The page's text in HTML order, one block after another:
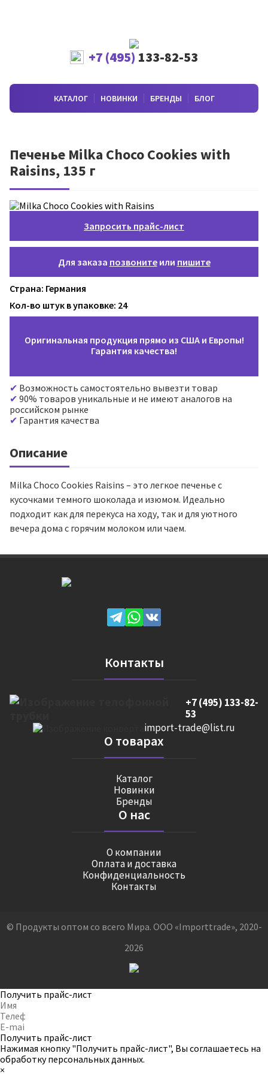
+7 (495) 133-82-53
КАТАЛОГ НОВИНКИ БРЕНДЫ БЛОГ
Печенье Milka Choco Cookies with
Raisins, 135 г
Запросить прайс-лист
Для заказа позвонитеили пишите
Страна: Германия
Кол-во штук в упаковке: 24
Оригинальная продукция прямо из США и Европы!
Гарантия качества!
Возможность самостоятельно вывезти товар
90% товаров уникальные и не имеют аналогов на
российском рынке
Гарантия качества
Описание
Milka Choco Cookies Raisins – это легкое печенье с
кусочками темного шоколада и изюмом. Идеально
подходит как для перекуса на ходу, так и для уютного
вечера дома с горячим молоком или чаем.
Контакты
+7 (495) 133-82-
53
import-trade@list.ru
О товарах
Каталог
Новинки
Бренды
О нас
О компании
Оплата и доставка
Конфиденциальность
Контакты
© Продукты оптом со всего Мира. ООО «Importtrade», 2020-
2026
Получить прайс-лист
Получить прайс-лист
Нажимая кнопку "Получить прайс-лист", Вы соглашаетесь на
обработку персональных данных.
×